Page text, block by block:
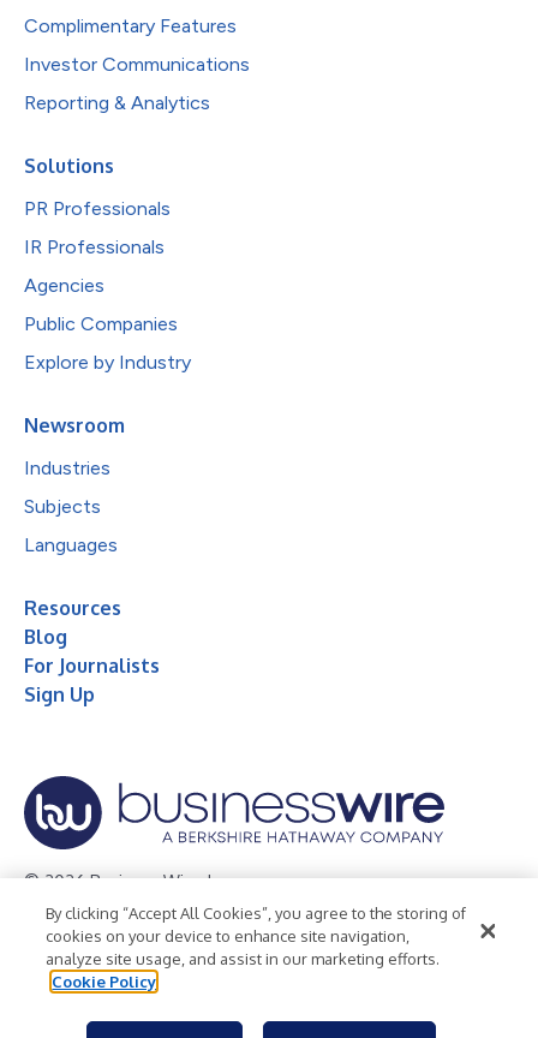
Complimentary Features
Investor Communications
Reporting & Analytics
Solutions
PR Professionals
IR Professionals
Agencies
Public Companies
Explore by Industry
Newsroom
Industries
Subjects
Languages
Resources
Blog
For Journalists
Sign Up
© 2026 Business Wire, Inc.
Privacy Policy Cookie Policy
Accessibility Statement
Terms of Use
Legal
By clicking “Accept All Cookies”, you agree to the storing of
cookies on your device to enhance site navigation,
analyze site usage, and assist in our marketing efforts.
Cookie Policy